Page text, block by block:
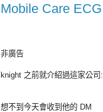
Mobile Care ECG
非廣告
knight 之前就介紹過這家公司:
想不到今天會收到他的 DM